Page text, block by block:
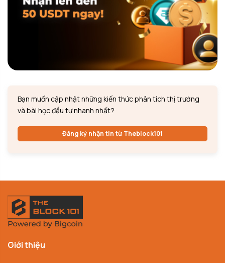
Bạn muốn cập nhật những kiến thức phân tích thị trường
và bài học đầu tư nhanh nhất?
Đăng ký nhận tin từ Theblock101
Giới thiệu